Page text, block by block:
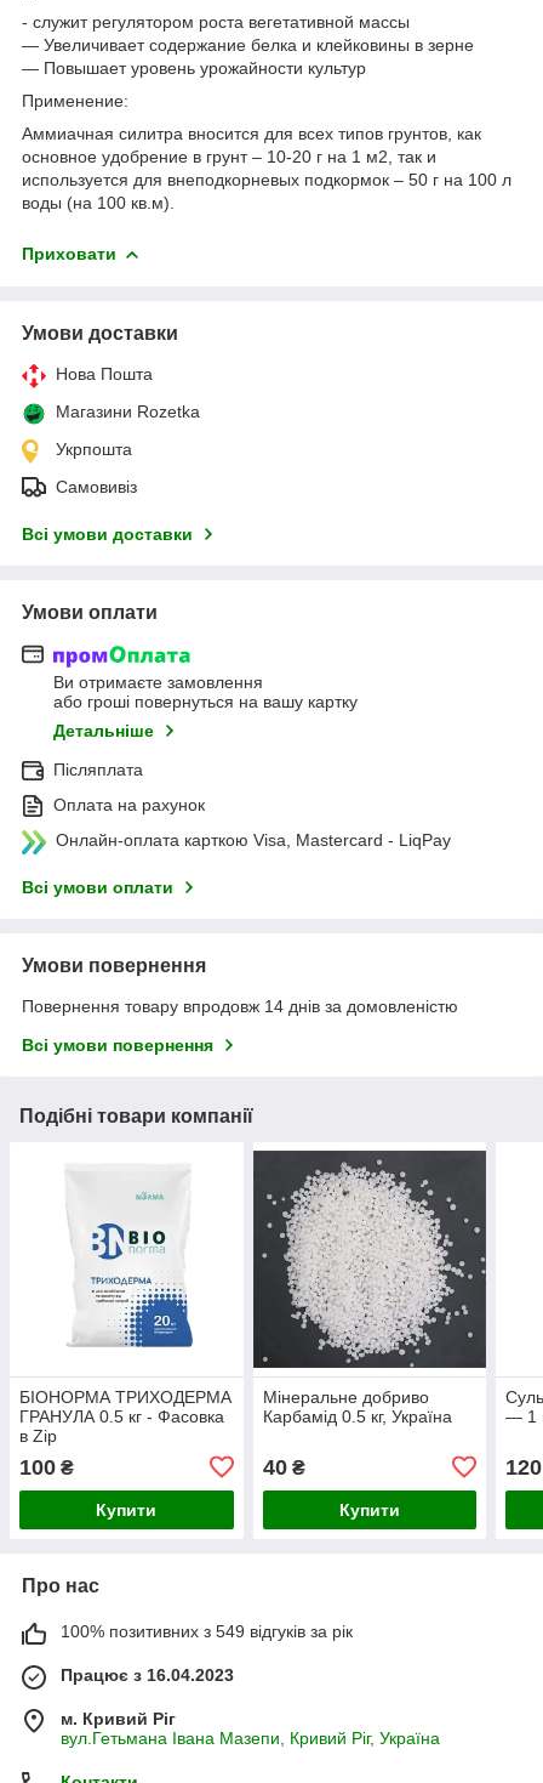
- служит регулятором роста вегетативной массы
― Увеличивает содержание белка и клейковины в зерне
― Повышает уровень урожайности культур
Применение:
Аммиачная силитра вносится для всех типов грунтов, как
основное удобрение в грунт – 10-20 г на 1 м2, так и
используется для внеподкорневых подкормок – 50 г на 100 л
воды (на 100 кв.м).
Приховати
Умови доставки
Нова Пошта
Магазини Rozetka
Укрпошта
Самовивіз
Всі умови доставки
Умови оплати
Ви отримаєте замовлення
або гроші повернуться на вашу картку
Детальніше
Післяплата
Оплата на рахунок
Онлайн-оплата карткою Visa, Mastercard - LiqPay
Всі умови оплати
Умови повернення
Повернення товару впродовж 14 днів за домовленістю
Всі умови повернення
Подібні товари компанії
БІОНОРМА ТРИХОДЕРМА
ГРАНУЛА 0.5 кг - Фасовка
в Zip
100 ₴
Купити
Мінеральне добриво
Карбамід 0.5 кг, Україна
40₴
Купити
— 1
120
Про нас
100% позитивних з 549 відгуків за рік
Працює з 16.04.2023
м. Кривий Ріг
вул.Гетьмана Івана Мазепи, Кривий Ріг, Україна